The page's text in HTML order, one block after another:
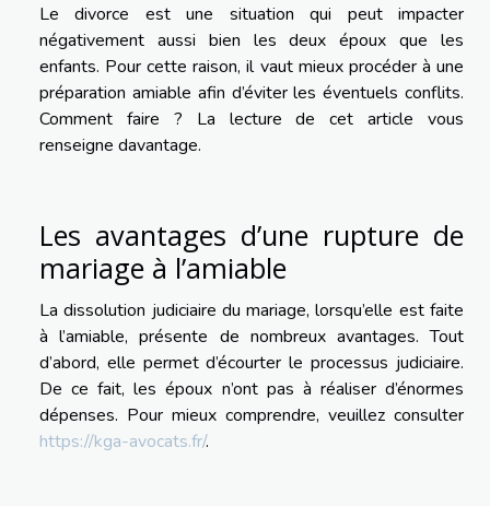
Le divorce est une situation qui peut impacter
négativement aussi bien les deux époux que les
enfants. Pour cette raison, il vaut mieux procéder à une
préparation amiable afin d’éviter les éventuels conflits.
Comment faire ? La lecture de cet article vous
renseigne davantage.
Les avantages d’une rupture de
mariage à l’amiable
La dissolution judiciaire du mariage, lorsqu’elle est faite
à l’amiable, présente de nombreux avantages. Tout
d’abord, elle permet d’écourter le processus judiciaire.
De ce fait, les époux n’ont pas à réaliser d’énormes
dépenses. Pour mieux comprendre, veuillez consulter
https://kga-avocats.fr/.